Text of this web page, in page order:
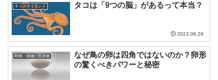
キッズサイエンス タコは「9つの脳」があるって本当？
2023.08.29
動物・植物・生き物
なぜ鳥の卵は四角ではないのか？卵形
の驚くべきパワーと秘密